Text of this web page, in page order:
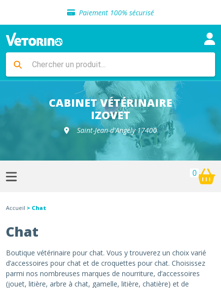
Paiement 100% sécurisé
Livraison gratuite en clinique vétérinaire
Sélection de croquettes vétérinaire
Livraison gratuite en clinique vétérinaire
Retour gratuit en clinique
Sélection de croquettes vétérinaire
CABINET VÉTÉRINAIRE
IZOVET
Saint-Jean-d'Angély 17400
0
Accueil > Chat
Chat
Boutique vétérinaire pour chat. Vous y trouverez un choix varié
d’accessoires pour chat et de croquettes pour chat. Choisissez
parmi nos nombreuses marques de nourriture, d’accessoires
(jouet, litière, arbre à chat, gamelle, litière, chatière) et de